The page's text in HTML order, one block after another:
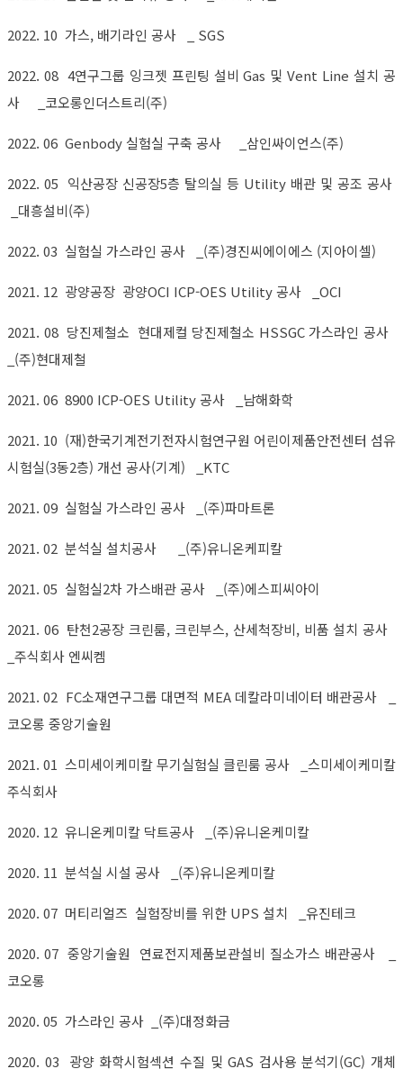
2022. 10 가스, 배기라인 공사 _ SGS
2022. 08 4연구그룹 잉크젯 프린팅 설비 Gas 및 Vent Line 설치 공
사 _코오롱인더스트리(주)
2022. 06 Genbody 실험실 구축 공사 _삼인싸이언스(주)
2022. 05 익산공장 신공장5층 탈의실 등 Utility 배관 및 공조 공사
_대흥설비(주)
2022. 03 실험실 가스라인 공사 _(주)경진씨에이에스 (지아이셀)
2021. 12 광양공장 광양OCI ICP-OES Utility 공사 _OCI
2021. 08 당진제철소 현대제컬 당진제철소 HSSGC 가스라인 공사
_(주)현대제철
2021. 06 8900 ICP-OES Utility 공사 _남해화학
2021. 10 (재)한국기계전기전자시험연구원 어린이제품안전센터 섬유
시험실(3동2층) 개선 공사(기계) _KTC
2021. 09 실험실 가스라인 공사 _(주)파마트론
2021. 02 분석실 설치공사 _(주)유니온케피칼
2021. 05 실험실2차 가스배관 공사 _(주)에스피씨아이
2021. 06 탄천2공장 크린룸, 크린부스, 산세척장비, 비품 설치 공사
_주식회사 엔씨켐
2021. 02 FC소재연구그룹 대면적 MEA 데칼라미네이터 배관공사 _
코오롱 중앙기술원
2021. 01 스미세이케미칼 무기실험실 클린룸 공사 _스미세이케미칼
주식회사
2020. 12 유니온케미칼 닥트공사 _(주)유니온케미칼
2020. 11 분석실 시설 공사 _(주)유니온케미칼
2020. 07 머티리얼즈 실험장비를 위한 UPS 설치 _유진테크
2020. 07 중앙기술원 연료전지제품보관설비 질소가스 배관공사 _
코오롱
2020. 05 가스라인 공사 (주)대정화금
2020. 03 광양 화학시험섹션 수질 및 GAS 검사용 분석기(GC) 개체